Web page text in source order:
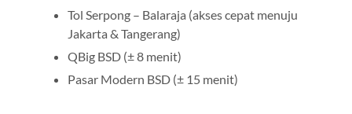
Tol Serpong – Balaraja (akses cepat menuju
Jakarta & Tangerang)
QBig BSD (± 8 menit)
Pasar Modern BSD (± 15 menit)